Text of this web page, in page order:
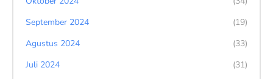
September 2024
(19)
Agustus 2024
(33)
Juli 2024
(31)